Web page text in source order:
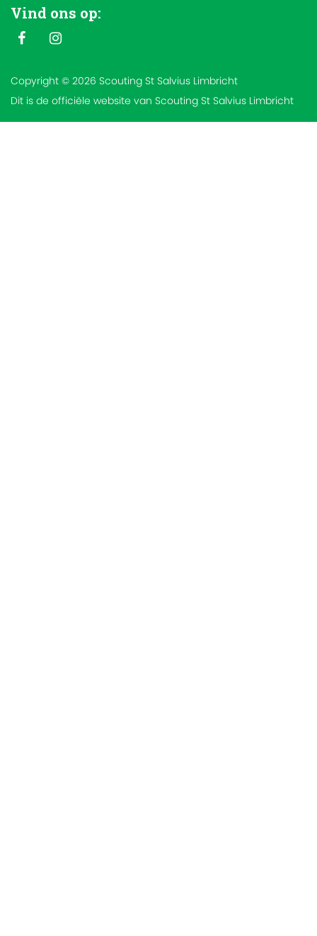
Vind ons op:
Copyright © 2026 Scouting St Salvius Limbricht
Dit is de officiële website van Scouting St Salvius Limbricht